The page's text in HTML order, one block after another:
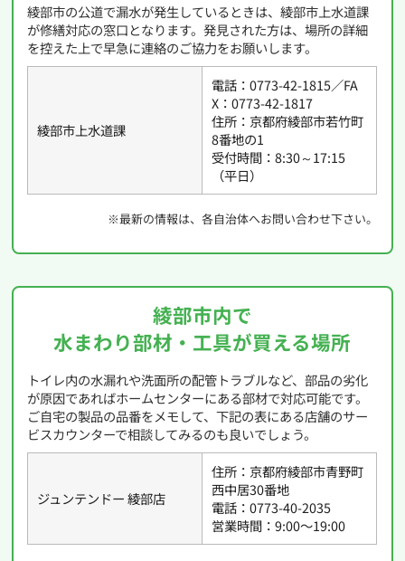
綾部市の公道で漏水が発生しているときは、綾部市上水道課
が修繕対応の窓口となります。発見された方は、場所の詳細
を控えた上で早急に連絡のご協力をお願いします。
綾部市上水道課
電話：0773-42-1815／FA
X：0773-42-1817
住所：京都府綾部市若竹町
8番地の1
受付時間：8:30～17:15
（平日）
※最新の情報は、各自治体へお問い合わせ下さい。
綾部市内で
水まわり部材・工具が買える場所
トイレ内の水漏れや洗面所の配管トラブルなど、部品の劣化
が原因であればホームセンターにある部材で対応可能です。
ご自宅の製品の品番をメモして、下記の表にある店舗のサー
ビスカウンターで相談してみるのも良いでしょう。
ジュンテンドー 綾部店
住所：京都府綾部市青野町
西中居30番地
電話：0773-40-2035
営業時間：9:00〜19:00